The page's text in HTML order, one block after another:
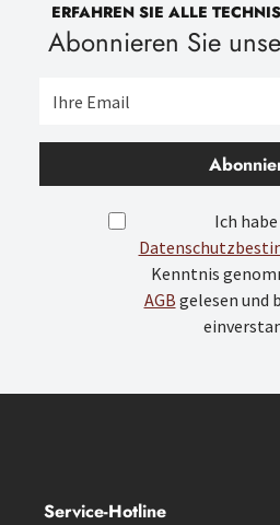
ERFAHREN SIE ALLE
Abonnieren Sie
Ich
Kenntnis
AGB gelesen und
Service-Hotline